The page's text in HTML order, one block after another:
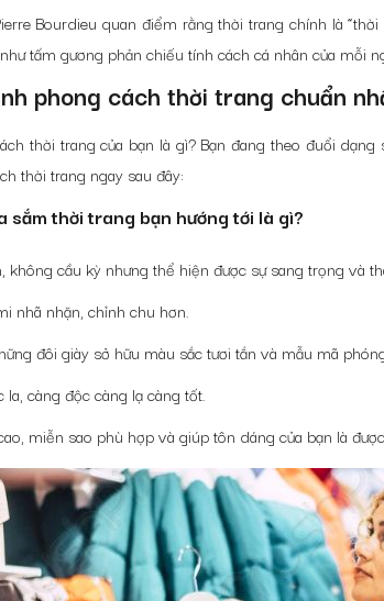
Bourdieu quan điểm rằng thời trang chính là
tấm gương phản chiếu tính cách cá nhân của mỗi
phong cách thời trang chuẩn
thời trang của bạn là gì? Bạn đang theo đuổi
thời trang ngay sau đây:
sắm thời trang bạn hướng tới là gì?
không cầu kỳ nhưng thể hiện được sự sang trọng và
nhã nhặn, chỉnh chu hơn.
đôi giày sở hữu màu sắc tươi tắn và mẫu mã
la, càng độc càng lạ càng tốt.
miễn sao phù hợp và giúp tôn dáng của bạn là